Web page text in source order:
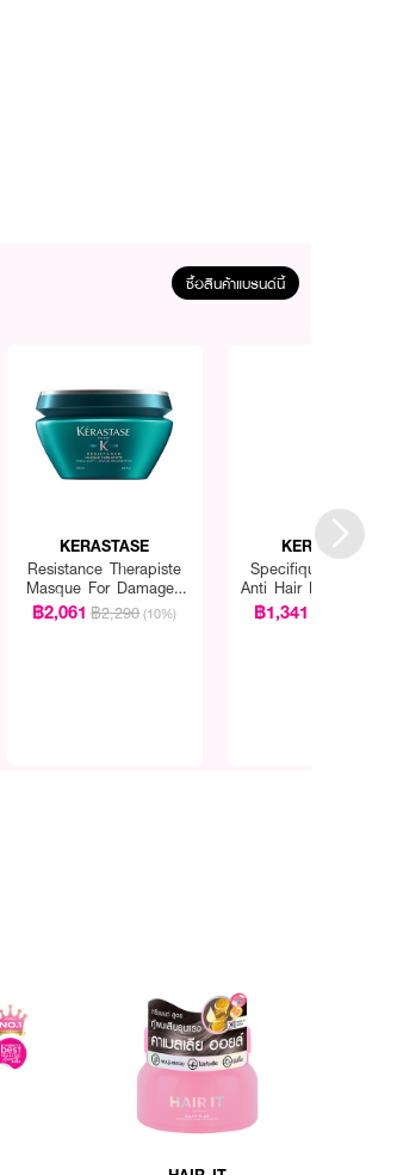
ซื้อสินค้าแบรนด์นี้
KERASTASE
Resistance Therapiste
Masque For Damaged
Hair
฿2,061 ฿2,290 (10%)
KERASTASE
Specifique
Anti Hair Loss
฿1,341